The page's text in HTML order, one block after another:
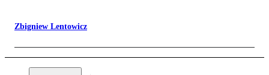
Zbigniew Lentowicz